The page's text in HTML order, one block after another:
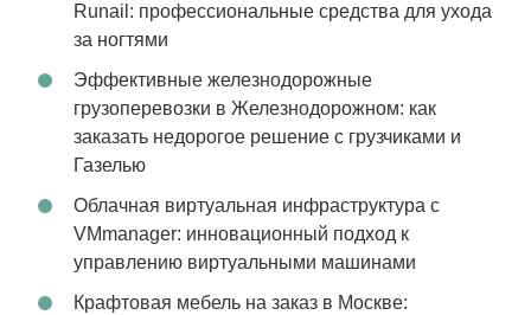
Runail: профессиональные средства для ухода
за ногтями
Эффективные железнодорожные
грузоперевозки в Железнодорожном: как
заказать недорогое решение с грузчиками и
Газелью
Облачная виртуальная инфраструктура с
VMmanager: инновационный подход к
управлению виртуальными машинами
Крафтовая мебель на заказ в Москве: